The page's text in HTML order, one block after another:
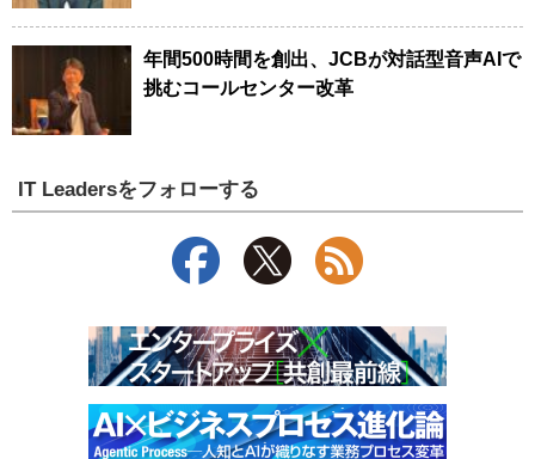
年間500時間を創出、JCBが対話型音声AIで
挑むコールセンター改革
IT Leadersをフォローする